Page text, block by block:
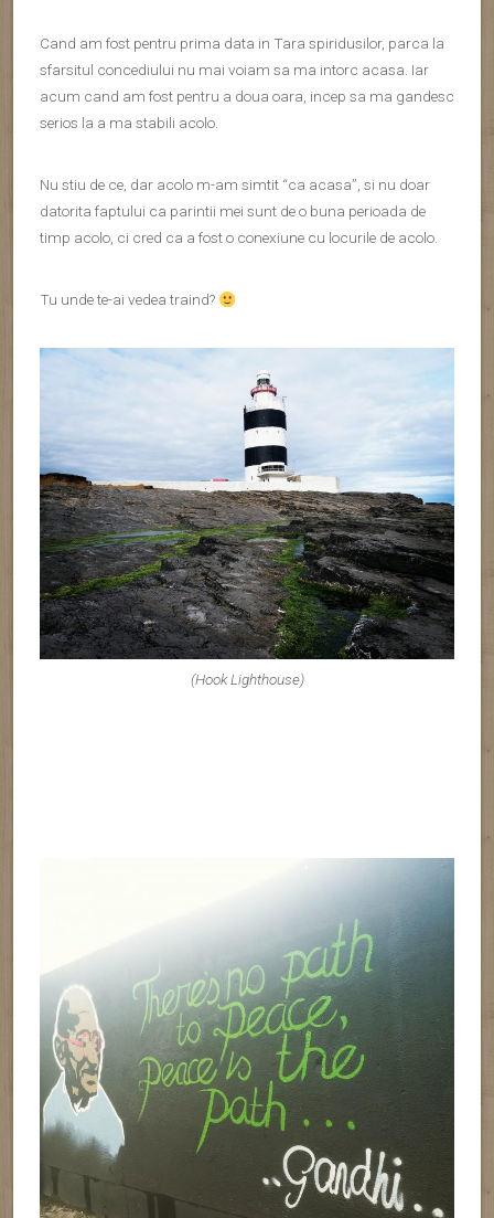
Cand am fost pentru prima data in Tara spiridusilor, parca la
sfarsitul concediului nu mai voiam sa ma intorc acasa. Iar
acum cand am fost pentru a doua oara, incep sa ma gandesc
serios la a ma stabili acolo.
Nu stiu de ce, dar acolo m-am simtit “ca acasa”, si nu doar
datorita faptului ca parintii mei sunt de o buna perioada de
timp acolo, ci cred ca a fost o conexiune cu locurile de acolo.
Tu unde te-ai vedea traind?
(Hook Lighthouse)